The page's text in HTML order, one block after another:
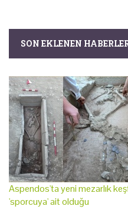
SON EKLENEN
Aspendos'ta yeni mezarlık
'sporcuya' ait olduğu